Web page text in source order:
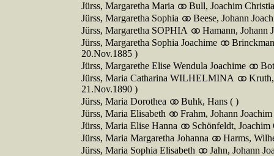
Jürss, Margaretha Maria
Bull, Joachim
Jürss, Margaretha Sophia
Beese, Johann
Jürss, Margaretha SOPHIA
Hamann, Johann
Jürss, Margaretha Sophia Joachime
20.Nov.1885 )
Jürss, Margarethe Elise Wendula Joachime
Jürss, Maria Catharina WILHELMINA
21.Nov.1890 )
Jürss, Maria Dorothea
Buhk, Hans ( )
Jürss, Maria Elisabeth
Frahm, Johann
Jürss, Maria Elise Hanna
Schönfeldt,
Jürss, Maria Margaretha Johanna
Harms,
Jürss, Maria Sophia Elisabeth
Jahn, Johann